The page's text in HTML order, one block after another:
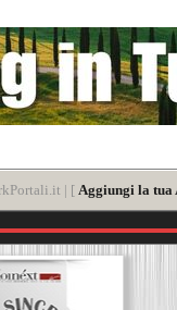
| [ Aggiungi la tua